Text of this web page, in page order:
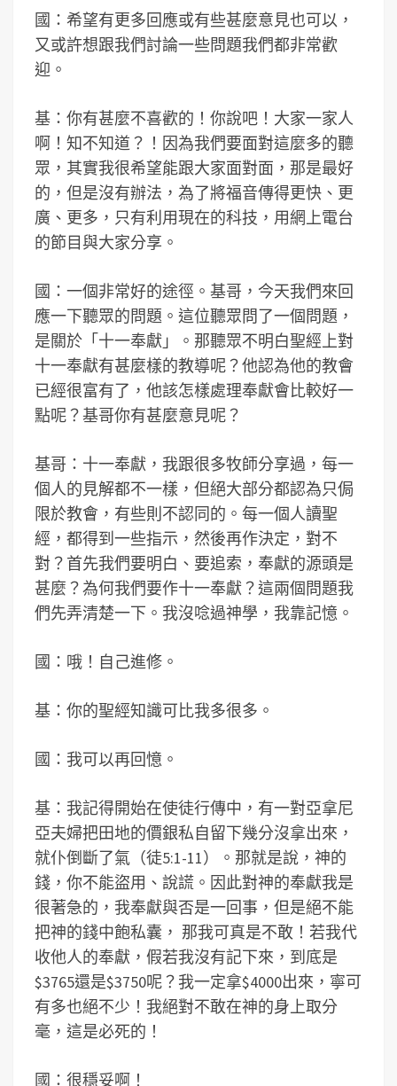
國：希望有更多回應或有些甚麼意見也可以，
又或許想跟我們討論一些問題我們都非常歡
迎。
基：你有甚麼不喜歡的！你說吧！大家一家人
啊！知不知道？！因為我們要面對這麼多的聽
眾，其實我很希望能跟大家面對面，那是最好
的，但是沒有辦法，為了將福音傳得更快、更
廣、更多，只有利用現在的科技，用網上電台
的節目與大家分享。
國：一個非常好的途徑。基哥，今天我們來回
應一下聽眾的問題。這位聽眾問了一個問題，
是關於「十一奉獻」。那聽眾不明白聖經上對
十一奉獻有甚麼樣的教導呢？他認為他的教會
已經很富有了，他該怎樣處理奉獻會比較好一
點呢？基哥你有甚麼意見呢？
基哥：十一奉獻，我跟很多牧師分享過，每一
個人的見解都不一樣，但絕大部分都認為只侷
限於教會，有些則不認同的。每一個人讀聖
經，都得到一些指示，然後再作決定，對不
對？首先我們要明白、要追索，奉獻的源頭是
甚麼？為何我們要作十一奉獻？這兩個問題我
們先弄清楚一下。我沒唸過神學，我靠記憶。
國：哦！自己進修。
基：你的聖經知識可比我多很多。
國：我可以再回憶。
基：我記得開始在使徒行傳中，有一對亞拿尼
亞夫婦把田地的價銀私自留下幾分沒拿出來，
就仆倒斷了氣（徒5:1-11）。那就是說，神的
錢，你不能盜用、說謊。因此對神的奉獻我是
很著急的，我奉獻與否是一回事，但是絕不能
把神的錢中飽私囊， 那我可真是不敢！若我代
收他人的奉獻，假若我沒有記下來，到底是
$3765還是$3750呢？我一定拿$4000出來，寧可
有多也絕不少！我絕對不敢在神的身上取分
毫，這是必死的！
國：很穩妥啊！